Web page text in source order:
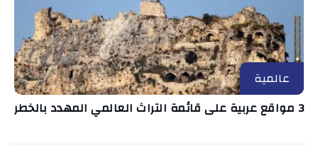
عالمية
3 مواقع عربية على قائمة التراث العالمي المهدد بالخطر